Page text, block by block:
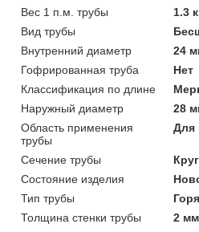
Вес 1 п.м. трубы
1.3
Вид трубы
Внутренний диаметр
24
Гофрированная труба
Нет
Классификация по длине
Наружный диаметр
28
Область применения
трубы
Для
Сечение трубы
Состояние изделия
Тип трубы
Толщина стенки трубы
2 мм